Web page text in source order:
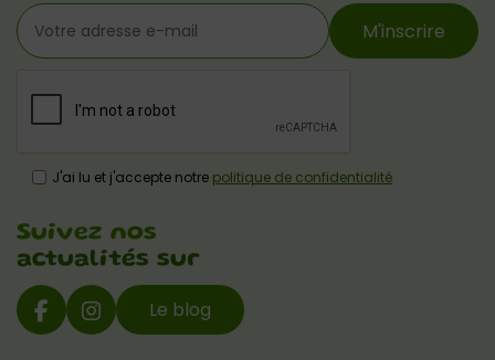
M'inscrire
J'ai lu et j'accepte notre politique de confidentialité
Suivez nos
actualités sur
Le blog